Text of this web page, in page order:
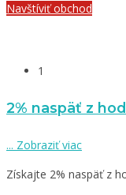
Navštíviť obchod
1
2% naspäť z
... Zobraziť viac
Získajte 2% naspäť z